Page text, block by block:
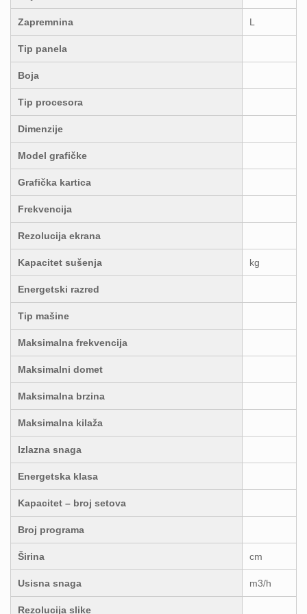
Zapremnina L
Tip panela
Boja
Tip procesora
Dimenzije
Model grafičke
Grafička kartica
Frekvencija
Rezolucija ekrana
Kapacitet sušenja kg
Energetski razred
Tip mašine
Maksimalna frekvencija
Maksimalni domet
Maksimalna brzina
Maksimalna kilaža
Izlazna snaga
Energetska klasa
Kapacitet – broj setova
Broj programa
Širina cm
Usisna snaga m3/h
Rezolucija slike